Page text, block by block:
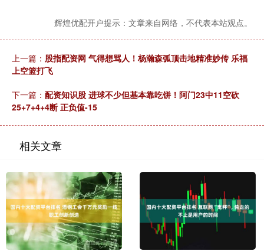
辉煌优配开户提示：文章来自网络，不代表本站观点。
上一篇： 股指配资网 气得想骂人！杨瀚森弧顶击地精准妙传 乐福
上空篮打飞
下一篇： 配资知识股 进球不少但基本靠吃饼！阿门23中11空砍
25+7+4+4断 正负值-15
相关文章